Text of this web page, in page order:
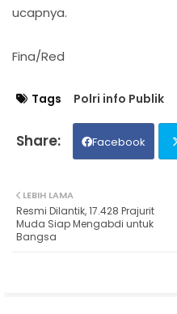
ucapnya.
Fina/Red
Tags Polri info Publik
Facebook
LEBIH LAMA
Resmi Dilantik, 17.428 Prajurit
Muda Siap Mengabdi untuk
Bangsa